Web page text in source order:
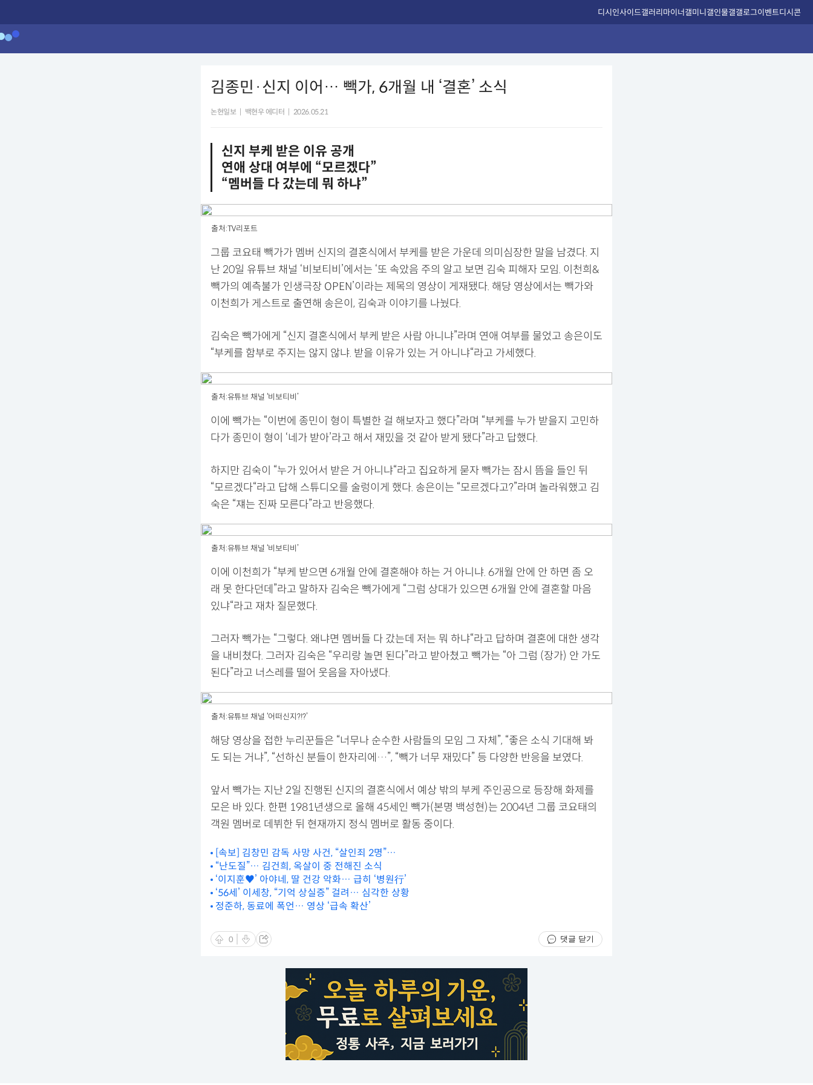
디시인사이드갤러리마이너갤미니갤인물갤갤로그이벤트디시콘
김종민·신지 이어… 빽가, 6개월 내 ‘결혼’ 소식
논현일보 백현우 에디터 2026.05.21
신지 부케 받은 이유 공개
연애 상대 여부에 “모르겠다”
“멤버들 다 갔는데 뭐 하냐”
출처:TV리포트
그룹 코요태 빽가가 멤버 신지의 결혼식에서 부케를 받은 가운데 의미심장한 말을 남겼다. 지
난 20일 유튜브 채널 ‘비보티비’에서는 ‘또 속았음 주의 알고 보면 김숙 피해자 모임. 이천희&
빽가의 예측불가 인생극장 OPEN’이라는 제목의 영상이 게재됐다. 해당 영상에서는 빽가와
이천희가 게스트로 출연해 송은이, 김숙과 이야기를 나눴다.
김숙은 빽가에게 “신지 결혼식에서 부케 받은 사람 아니냐”라며 연애 여부를 물었고 송은이도
“부케를 함부로 주지는 않지 않냐. 받을 이유가 있는 거 아니냐“라고 가세했다.
출처:유튜브 채널 ‘비보티비’
이에 빽가는 “이번에 종민이 형이 특별한 걸 해보자고 했다”라며 “부케를 누가 받을지 고민하
다가 종민이 형이 ‘네가 받아’라고 해서 재밌을 것 같아 받게 됐다”라고 답했다.
하지만 김숙이 “누가 있어서 받은 거 아니냐“라고 집요하게 묻자 빽가는 잠시 뜸을 들인 뒤
“모르겠다“라고 답해 스튜디오를 술렁이게 했다. 송은이는 “모르겠다고?”라며 놀라워했고 김
숙은 “쟤는 진짜 모른다”라고 반응했다.
출처:유튜브 채널 ‘비보티비’
이에 이천희가 “부케 받으면 6개월 안에 결혼해야 하는 거 아니냐. 6개월 안에 안 하면 좀 오
래 못 한다던데”라고 말하자 김숙은 빽가에게 “그럼 상대가 있으면 6개월 안에 결혼할 마음
있냐“라고 재차 질문했다.
그러자 빽가는 “그렇다. 왜냐면 멤버들 다 갔는데 저는 뭐 하냐“라고 답하며 결혼에 대한 생각
을 내비쳤다. 그러자 김숙은 “우리랑 놀면 된다”라고 받아쳤고 빽가는 “아 그럼 (장가) 안 가도
된다”라고 너스레를 떨어 웃음을 자아냈다.
출처:유튜브 채널 ‘어떠신지?!?’
해당 영상을 접한 누리꾼들은 “너무나 순수한 사람들의 모임 그 자체”, “좋은 소식 기대해 봐
도 되는 거냐”, “선하신 분들이 한자리에…”, “빽가 너무 재밌다” 등 다양한 반응을 보였다.
앞서 빽가는 지난 2일 진행된 신지의 결혼식에서 예상 밖의 부케 주인공으로 등장해 화제를
모은 바 있다. 한편 1981년생으로 올해 45세인 빽가(본명 백성현)는 2004년 그룹 코요태의
객원 멤버로 데뷔한 뒤 현재까지 정식 멤버로 활동 중이다.
[속보] 김창민 감독 사망 사건, “살인죄 2명”…
“난도질”… 김건희, 옥살이 중 전해진 소식
‘이지훈♥’ 아야네, 딸 건강 악화… 급히 ‘병원行’
‘56세’ 이세창, “기억 상실증” 걸려… 심각한 상황
정준하, 동료에 폭언… 영상 ‘급속 확산’
0 댓글 닫기